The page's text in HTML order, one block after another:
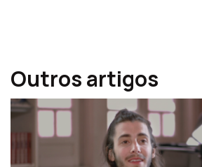
Outros artigos